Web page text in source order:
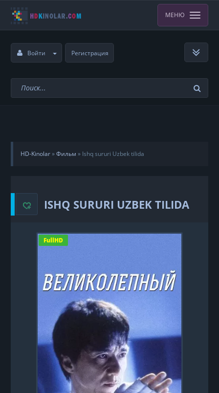
МЕНЮ
Войти Регистрация
HD-Kinolar»Фильм » Ishq sururi Uzbek tilida
ISHQ SURURI UZBEK TILIDA
FullHD